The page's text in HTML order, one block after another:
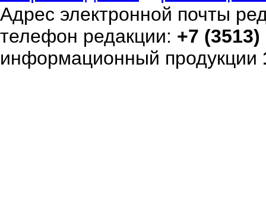
Адрес электронной почты
телефон редакции: +7
информационный продукции